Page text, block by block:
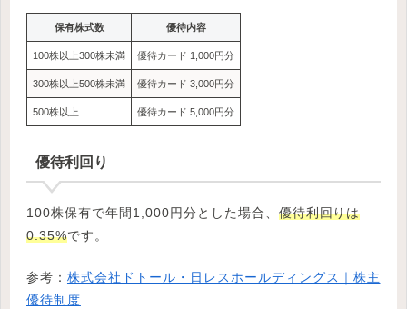
保有株式数 優待内容
100株以上300株未満 優待カード 1,000円分
300株以上500株未満 優待カード 3,000円分
500株以上 優待カード 5,000円分
優待利回り
100株保有で年間1,000円分とした場合、 優待利回りは
0.35%です。
参考： 株式会社ドトール・日レスホールディングス｜株主
優待制度